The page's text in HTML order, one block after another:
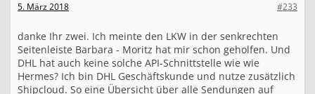
#233
5. März 2018
danke Ihr zwei. Ich meinte den LKW in der senkrechten
Seitenleiste Barbara - Moritz hat mir schon geholfen. Und
DHL hat auch keine solche API-Schnittstelle wie wie
Hermes? Ich bin DHL Geschäftskunde und nutze zusätzlich
Shipcloud. So eine Übersicht über alle Sendungen auf